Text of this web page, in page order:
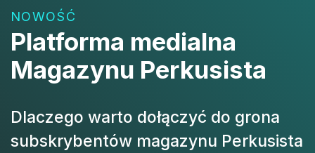
NOWOŚĆ
Platforma medialna
Magazynu Perkusista
Dlaczego warto dołączyć do grona
subskrybentów magazynu Perkusista